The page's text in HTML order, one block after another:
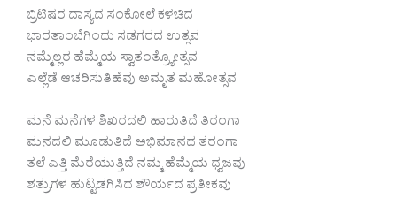
ಬ್ರಿಟಿಷರ ದಾಸ್ಯದ ಸಂಕೋಲೆ ಕಳಚಿದ
ಭಾರತಾಂಬೆಗಿಂದು ಸಡಗರದ ಉತ್ಸವ
ನಮ್ಮೆಲ್ಲರ ಹೆಮ್ಮೆಯ ಸ್ವಾತಂತ್ರ್ಯೋತ್ಸವ
ಎಲ್ಲೆಡೆ ಆಚರಿಸುತಿಹೆವು ಅಮೃತ ಮಹೋತ್ಸವ
ಮನೆ ಮನೆಗಳ ಶಿಖರದಲಿ ಹಾರುತಿದೆ ತಿರಂಗಾ
ಮನದಲಿ ಮೂಡುತಿದೆ ಅಭಿಮಾನದ ತರಂಗಾ
ತಲೆ ಎತ್ತಿ ಮೆರೆಯುತ್ತಿದೆ ನಮ್ಮ ಹೆಮ್ಮೆಯ ಧ್ವಜವು
ಶತ್ರುಗಳ ಹುಟ್ಟಡಗಿಸಿದ ಶೌರ್ಯದ ಪ್ರತೀಕವು